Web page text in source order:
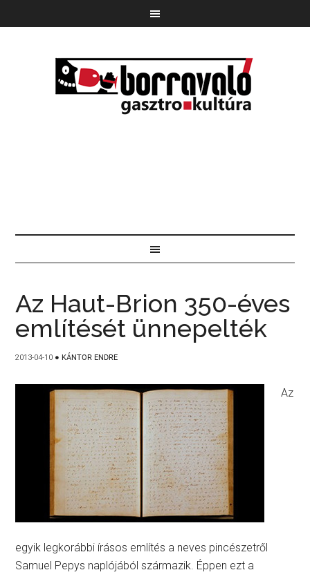
Az Haut-Brion 350-éves
említését ünnepelték
2013-04-10 ● KÁNTOR ENDRE
Az
egyik legkorábbi írásos említés a neves pincészetről
Samuel Pepys naplójából származik. Éppen ezt a